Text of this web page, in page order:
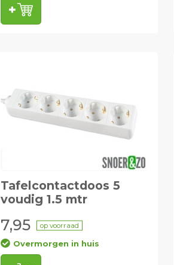
Tafelcontactdoos 5
voudig 1.5 mtr
7,95 op voorraad
Overmorgen in huis